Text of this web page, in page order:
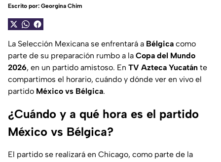
Escrito por: Georgina Chim
La Selección Mexicana se enfrentará a Bélgica como
parte de su preparación rumbo a la Copa del Mundo
2026, en un partido amistoso. En TV Azteca Yucatán te
compartimos el horario, cuándo y dónde ver en vivo el
partido México vs Bélgica.
¿Cuándo y a qué hora es el partido
México vs Bélgica?
El partido se realizará en Chicago, como parte de la